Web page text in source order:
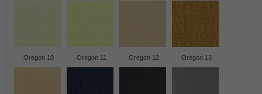
Oregon 10 Oregon 11 Oregon 12 Oregon 13